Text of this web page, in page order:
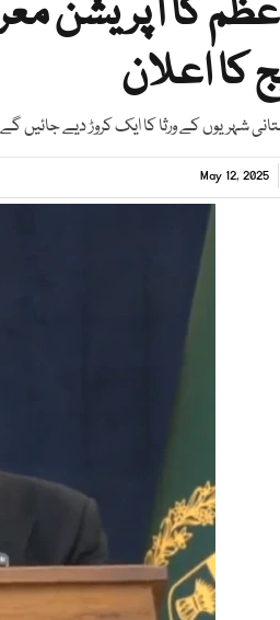
کا آپریشن
کا اعلان
شہریوں کے ورثا کا ایک کروڑ دیے
May 12, 2025